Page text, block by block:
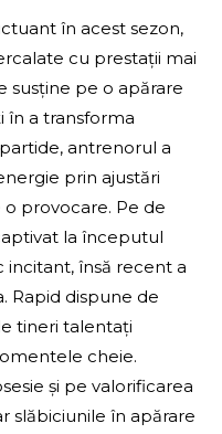
în acest sezon,
cu prestații mai
susține pe o apărare
în a transforma
antrenorul a
prin ajustări
provocare. Pe de
la începutul
însă recent a
Rapid dispune de
tineri talentați
cheie.
și pe valorificarea
slăbiciunile în apărare